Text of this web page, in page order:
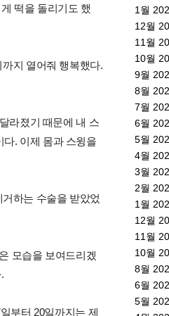
떡을 돌리기도 했
지 열어줘 행복했다.
라졌기 때문에 내 스
. 이제 몸과 스윙을
하는 수술을 받았었
모습을 보여드리겠
부터 20일까지는 제
1월
12월
11월
10월
9월
8월
7월
6월
5월
4월
3월
2월
1월
12월
11월
10월
8월
6월
5월